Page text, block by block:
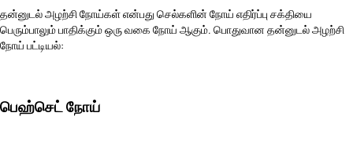
தன்னுடல் அழற்சி நோய்கள் என்பது செல்களின் நோய் எதிர்ப்பு சக்தியை
பெரும்பாலும் பாதிக்கும் ஒரு வகை நோய் ஆகும். பொதுவான தன்னுடல் அழற்சி
நோய் பட்டியல்:
பெஹ்செட் நோய்